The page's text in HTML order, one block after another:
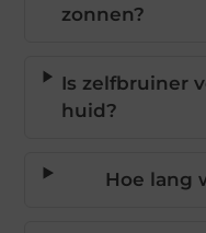
zonnen?
Is zelfbruiner
huid?
Hoe lang